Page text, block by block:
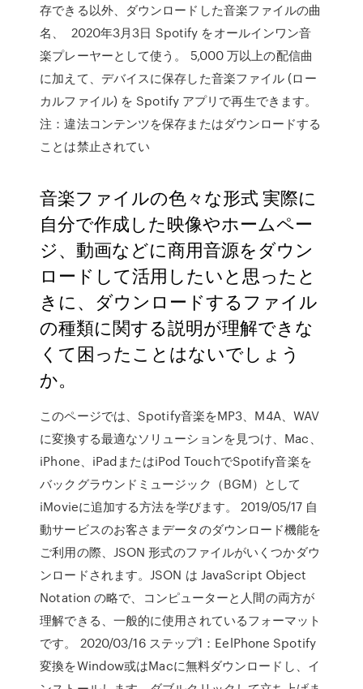
存できる以外、ダウンロードした音楽ファイルの曲
名、 2020年3月3日 Spotify をオールインワン音
楽プレーヤーとして使う。 5,000 万以上の配信曲
に加えて、デバイスに保存した音楽ファイル (ロー
カルファイル) を Spotify アプリで再生できます。
注：違法コンテンツを保存またはダウンロードする
ことは禁止されてい
音楽ファイルの色々な形式 実際に
自分で作成した映像やホームペー
ジ、動画などに商用音源をダウン
ロードして活用したいと思ったと
きに、ダウンロードするファイル
の種類に関する説明が理解できな
くて困ったことはないでしょう
か。
このページでは、Spotify音楽をMP3、M4A、WAV
に変換する最適なソリューションを見つけ、Mac、
iPhone、iPadまたはiPod TouchでSpotify音楽を
バックグラウンドミュージック（BGM）として
iMovieに追加する方法を学びます。 2019/05/17 自
動サービスのお客さまデータのダウンロード機能を
ご利用の際、JSON 形式のファイルがいくつかダウ
ンロードされます。JSON は JavaScript Object
Notation の略で、コンピューターと人間の両方が
理解できる、一般的に使用されているフォーマット
です。 2020/03/16 ステップ1：EelPhone Spotify
変換をWindow或はMacに無料ダウンロードし、イ